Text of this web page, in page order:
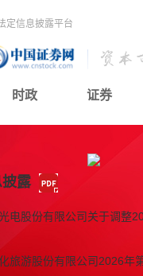
定信息披露平台
时政 证券
披露
电股份有限公司关于调整
旅游股份有限公司2026年